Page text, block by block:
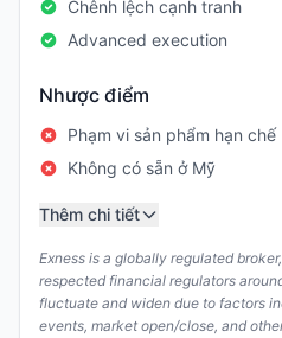
Chênh lệch cạnh tranh
Advanced execution
Nhược điểm
Phạm vi sản phẩm hạn chế
Không có sẵn ở Mỹ
Thêm chi tiết
Exness is a globally regulated
respected financial regulators
fluctuate and widen due to factors
events, market open/close, and